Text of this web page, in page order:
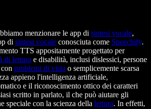
menzionare le app di sintesi vocale,
di sintesi vocale conosciuta come Speechify.
TTS appositamente progettato per
di lettura e disabilità, inclusi dislessici, persone
problemi di vista o semplicemente scarsa
appieno l'intelligenza artificiale,
e il riconoscimento ottico dei caratteri
scritto in parlato, il che può aiutare gli
speciale con la scienza della lettura. In effetti,